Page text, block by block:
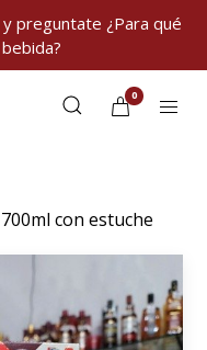
preguntate ¿Para qué
0
con estuche